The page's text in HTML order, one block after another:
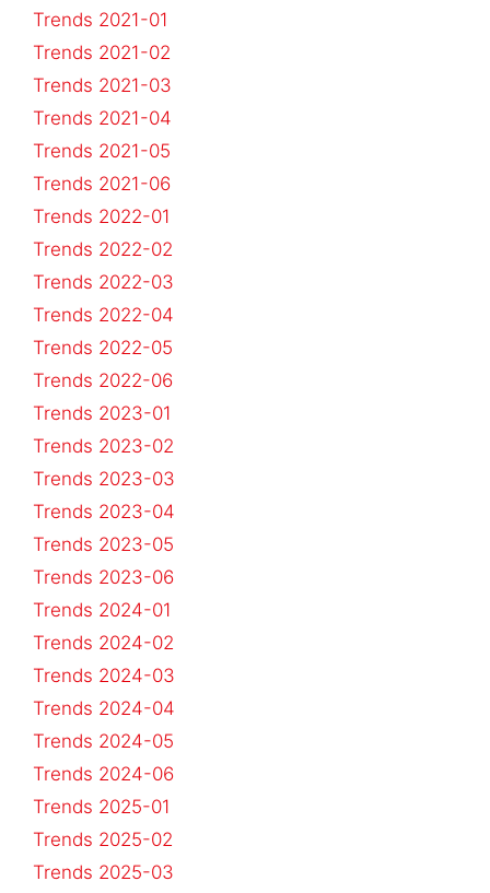
Trends 2021-01
Trends 2021-02
Trends 2021-03
Trends 2021-04
Trends 2021-05
Trends 2021-06
Trends 2022-01
Trends 2022-02
Trends 2022-03
Trends 2022-04
Trends 2022-05
Trends 2022-06
Trends 2023-01
Trends 2023-02
Trends 2023-03
Trends 2023-04
Trends 2023-05
Trends 2023-06
Trends 2024-01
Trends 2024-02
Trends 2024-03
Trends 2024-04
Trends 2024-05
Trends 2024-06
Trends 2025-01
Trends 2025-02
Trends 2025-03